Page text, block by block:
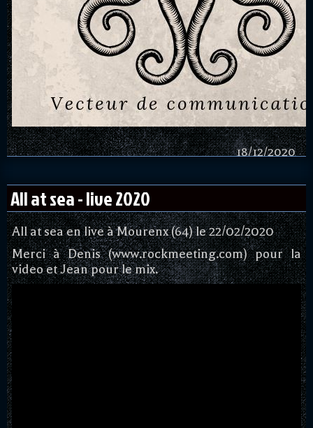
18/12/2020
All at sea - live 2020
All at sea en live à Mourenx (64) le 22/02/2020
Merci à Denis (www.rockmeeting.com) pour la
video et Jean pour le mix.